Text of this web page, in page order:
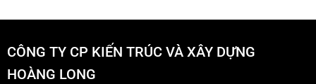
CÔNG TY CP KIẾN TRÚC VÀ XÂY DỰNG
HOÀNG LONG